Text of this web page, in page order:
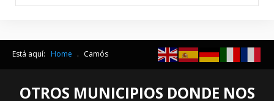
Está aquí: Home . Camós
OTROS MUNICIPIOS DONDE NOS